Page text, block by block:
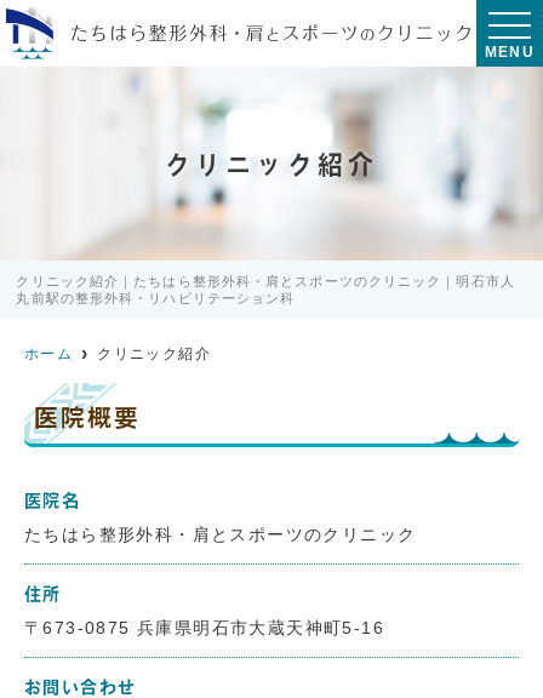
MENU
クリニック紹介
クリニック紹介｜たちはら整形外科・肩とスポーツのクリニック｜明石市人
丸前駅の整形外科・リハビリテーション科
ホーム クリニック紹介
医院概要
医院名
たちはら整形外科・肩とスポーツのクリニック
住所
〒673-0875 兵庫県明石市大蔵天神町5-16
お問い合わせ